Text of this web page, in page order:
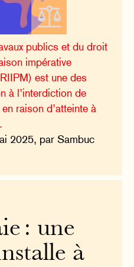
publics et du droit
impérative
est une des
à l’interdiction de
raison d’atteinte à
2025, par Sambuc
: une
à